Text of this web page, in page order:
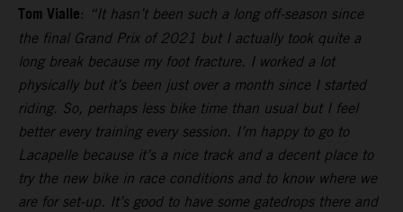
Tom Vialle: “It hasn’t been such a long off-season since
the final Grand Prix of 2021 but I actually took quite a
long break because my foot fracture. I worked a lot
physically but it’s been just over a month since I started
riding. So, perhaps less bike time than usual but I feel
better every training every session. I’m happy to go to
Lacapelle because it’s a nice track and a decent place to
try the new bike in race conditions and to know where we
are for set-up. It’s good to have some gatedrops there and